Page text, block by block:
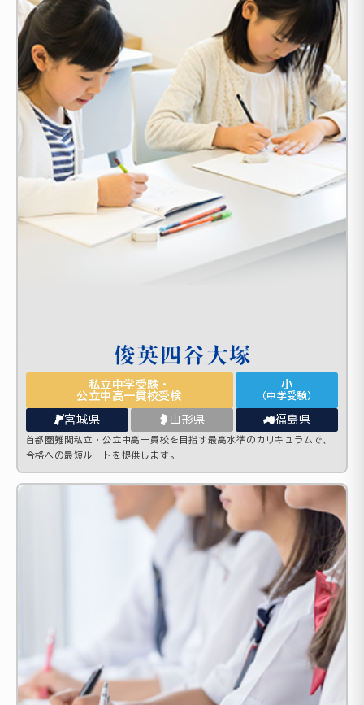
私立中学受験・
公立中高一貫校受検
小
（中学受験）
宮城県 山形県 福島県
首都圏難関私立・公立中高一貫校を目指す最高水準のカリキュラムで、
合格への最短ルートを提供します。